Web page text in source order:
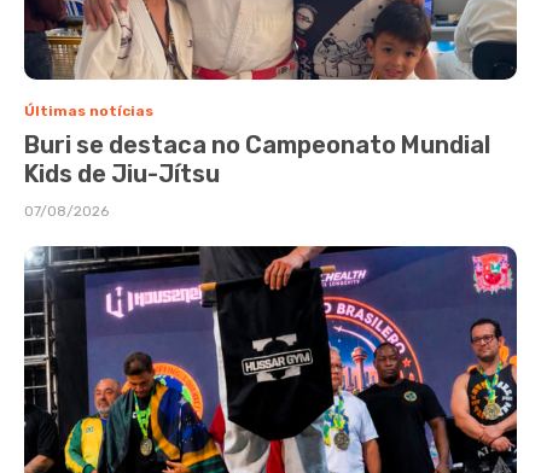
Últimas notícias
Buri se destaca no Campeonato Mundial
Kids de Jiu-Jítsu
07/08/2026